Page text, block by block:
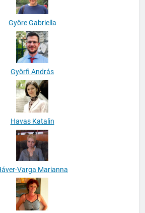
Györe Gabriella
Györfi András
Havas Katalin
Háver-Varga Marianna